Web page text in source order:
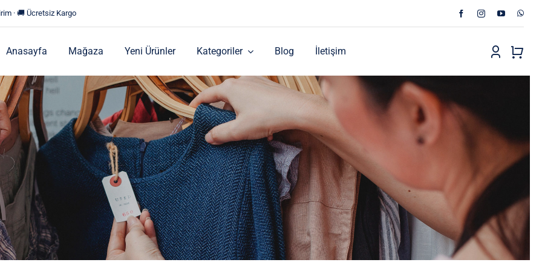
· 🚚 Ücretsiz Kargo
Anasayfa Mağaza Yeni Ürünler Kategoriler Blog İletişim